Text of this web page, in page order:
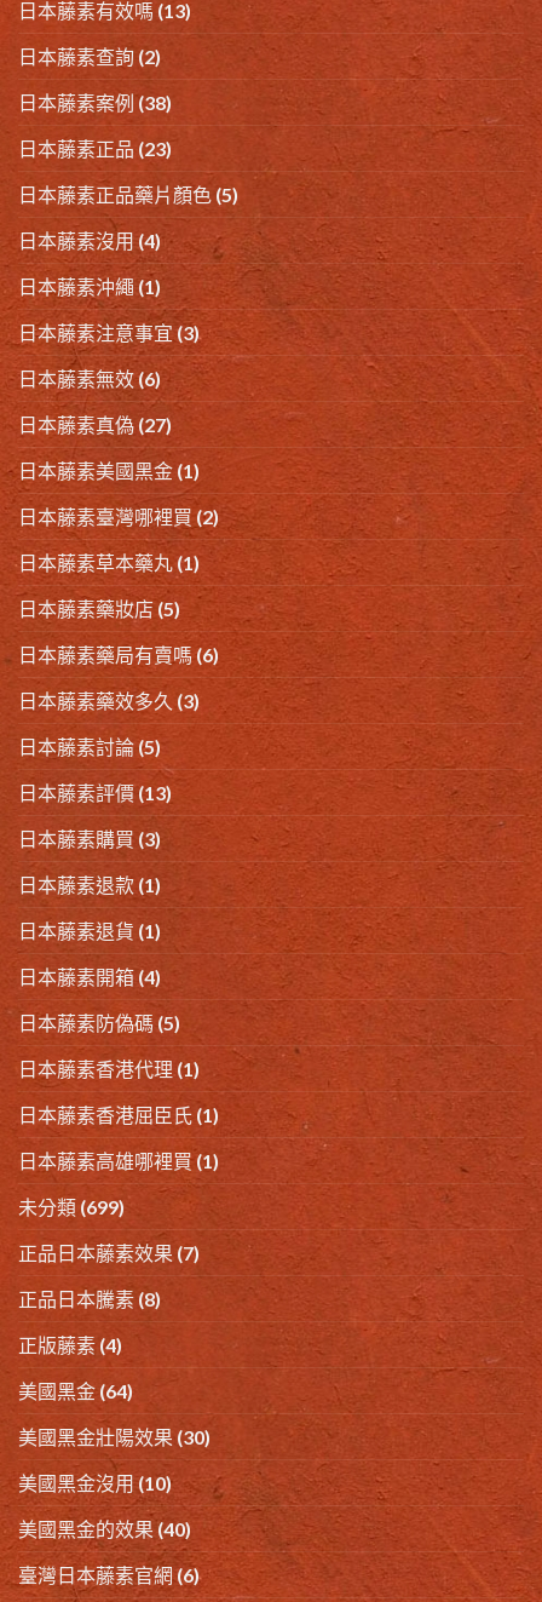
日本藤素有效嗎 (13)
日本藤素查詢 (2)
日本藤素案例 (38)
日本藤素正品 (23)
日本藤素正品藥片顏色 (5)
日本藤素沒用 (4)
日本藤素沖繩 (1)
日本藤素注意事宜(3)
日本藤素無效 (6)
日本藤素真偽 (27)
日本藤素美國黑金 (1)
日本藤素臺灣哪裡買 (2)
日本藤素草本藥丸 (1)
日本藤素藥妝店(5)
日本藤素藥局有賣嗎 (6)
日本藤素藥效多久 (3)
日本藤素討論 (5)
日本藤素評價(13)
日本藤素購買 (3)
日本藤素退款 (1)
日本藤素退貨 (1)
日本藤素開箱 (4)
日本藤素防偽碼 (5)
日本藤素香港代理 (1)
日本藤素香港屈臣氏 (1)
日本藤素高雄哪裡買 (1)
未分類 (699)
正品日本藤素效果 (7)
正品日本騰素 (8)
正版藤素 (4)
美國黑金 (64)
美國黑金壯陽效果 (30)
美國黑金沒用 (10)
美國黑金的效果(40)
臺灣日本藤素官網 (6)